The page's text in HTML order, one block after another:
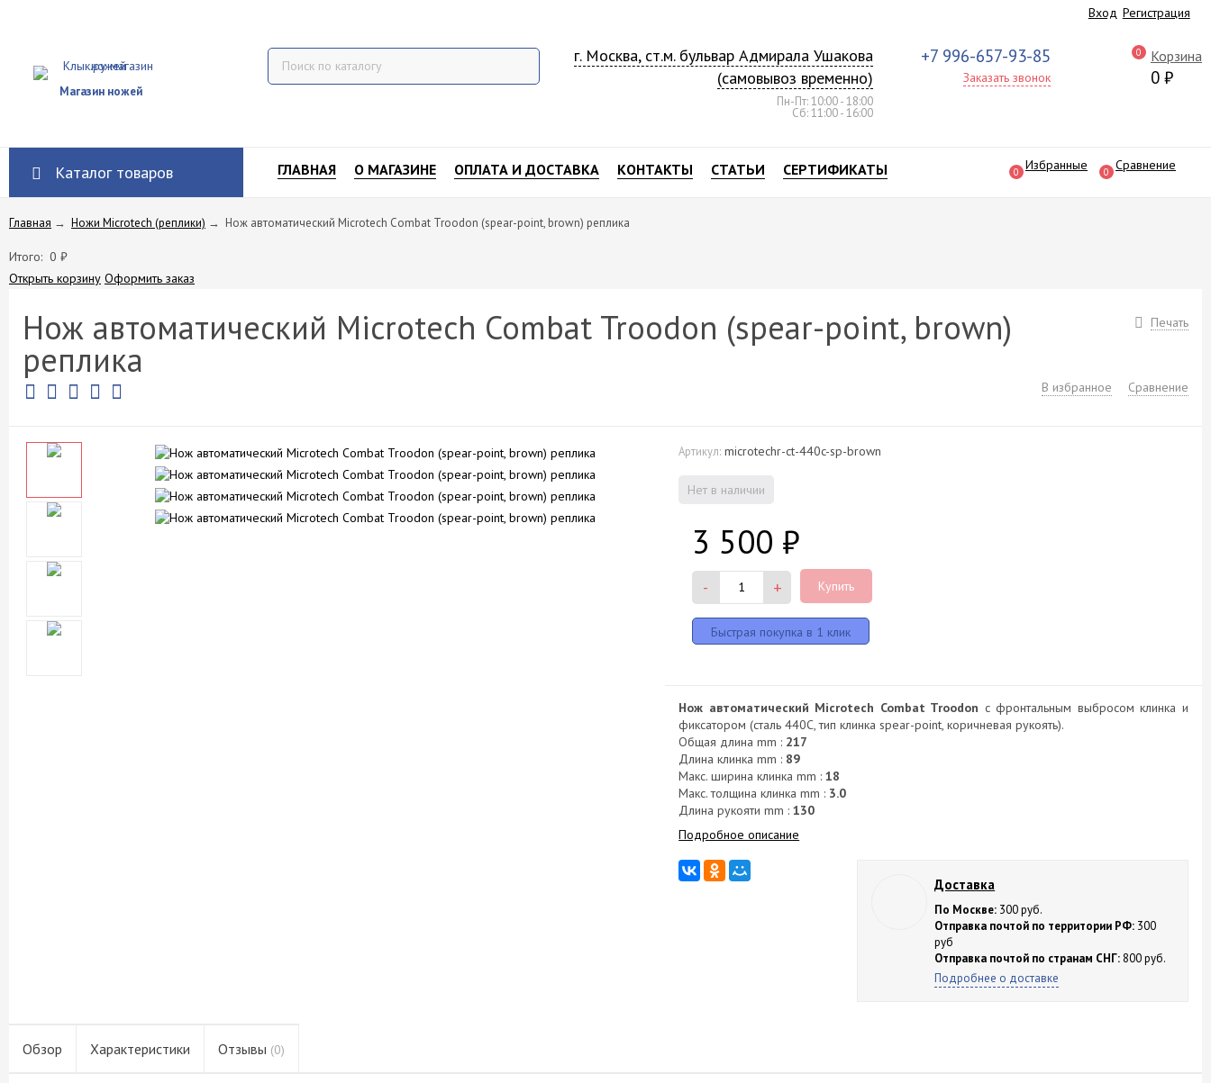
Вход Регистрация
Магазин ножей
г. Москва, ст.м. бульвар Адмирала Ушакова
(самовывоз временно)
Пн-Пт: 10:00 - 18:00
Сб: 11:00 - 16:00
+7 996-657-93-85
Заказать звонок
0 Корзина
0 ₽
Каталог товаров ГЛАВНАЯ О МАГАЗИНЕ ОПЛАТА И ДОСТАВКА КОНТАКТЫ СТАТЬИ СЕРТИФИКАТЫ 0 Избранные 0 Сравнение
Главная → Ножи Microtech (реплики) → Нож автоматический Microtech Combat Troodon (spear-point, brown) реплика
Итого: 0 ₽
Открыть корзину Оформить заказ
Печать
Нож автоматический Microtech Combat Troodon (spear-point, brown)
реплика
В избранное Сравнение
Артикул: microtechr-ct-440c-sp-brown
Нет в наличии
3 500 ₽
- + Купить
Нож автоматический Microtech Combat Troodon с фронтальным выбросом клинка и
фиксатором (сталь 440C, тип клинка spear-point, коричневая рукоять).
Общая длина mm : 217
Длина клинка mm : 89
Макс. ширина клинка mm :18
Макс. толщина клинка mm : 3.0
Длина рукояти mm :130
Подробное описание
Доставка
По Москве: 300 руб.
Отправка почтой по территории РФ: 300
руб
Отправка почтой по странам СНГ: 800 руб.
Подробнее о доставке
Обзор Характеристики Отзывы (0)